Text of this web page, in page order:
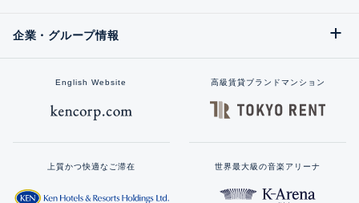
企業・グループ情報
English Website 高級賃貸ブランドマンション
上質かつ快適なご滞在 世界最大級の音楽アリーナ